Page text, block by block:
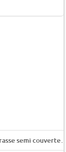
Mobil home - climatisé 32m² - 3 chambres +